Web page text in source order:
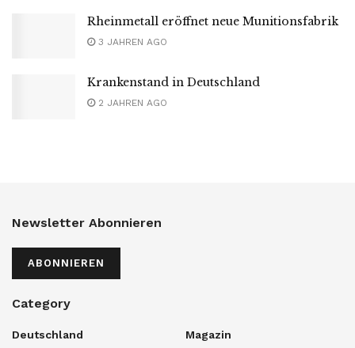
Rheinmetall eröffnet neue Munitionsfabrik
3 JAHREN AGO
Krankenstand in Deutschland
2 JAHREN AGO
Newsletter Abonnieren
ABONNIEREN
Category
Deutschland
Magazin